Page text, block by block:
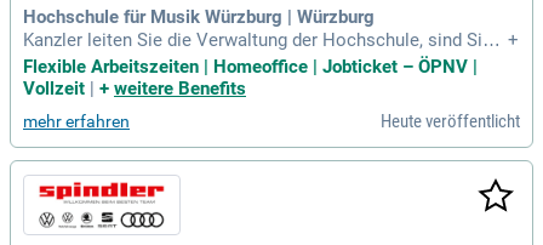
Hochschule für Musik Würzburg | Würzburg
Kanzler leiten Sie die Verwaltung der Hochschule, sind Sie
Mitglied der Hochschulleitung und Beauftragte bzw. Beauftr
agter für den Haushalt sowie Dienstvorgesetzte bzw.
+
Flexible Arbeitszeiten | Homeoffice | Jobticket – ÖPNV |
Vollzeit | + weitere Benefits
mehr erfahren Heute veröffentlicht